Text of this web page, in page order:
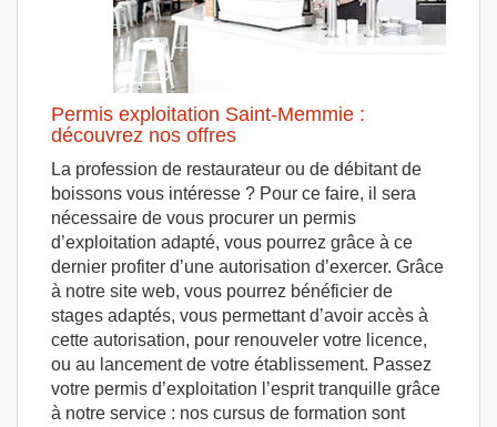
Permis exploitation Saint-Memmie :
découvrez nos offres
La profession de restaurateur ou de débitant de
boissons vous intéresse ? Pour ce faire, il sera
nécessaire de vous procurer un permis
d’exploitation adapté, vous pourrez grâce à ce
dernier profiter d’une autorisation d’exercer. Grâce
à notre site web, vous pourrez bénéficier de
stages adaptés, vous permettant d’avoir accès à
cette autorisation, pour renouveler votre licence,
ou au lancement de votre établissement. Passez
votre permis d’exploitation l’esprit tranquille grâce
à notre service : nos cursus de formation sont